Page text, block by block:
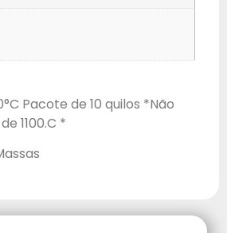
Pacote de 10 quilos *Não
1100.C *